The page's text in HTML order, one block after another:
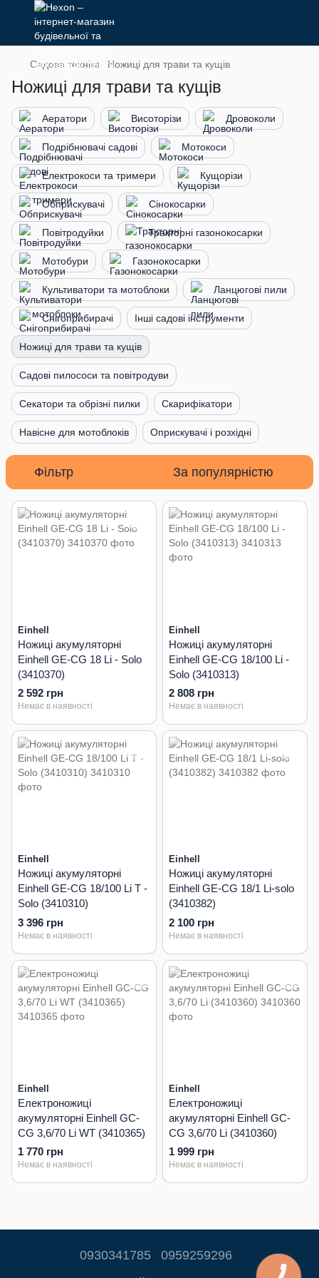
Садова техніка Ножиці для трави та кущів
Ножиці для трави та кущів
Аератори Висоторізи Дровоколи
Подрібнювачі садові Мотокоси
Електрокоси та тримери Кущорізи
Обприскувачі Сінокосарки
Повітродуйки Тракторні газонокосарки
Мотобури Газонокосарки
Культиватори та мотоблоки Ланцюгові пили
Снігоприбирачі Інші садові інструменти
Ножиці для трави та кущів
Садові пилососи та повітродуви
Секатори та обрізні пилки Скарифікатори
Навісне для мотоблоків Оприскувачі і розхідні
Фільтр За популярністю
Einhell
Ножиці акумуляторні
Einhell GE-CG 18 Li - Solo
(3410370)
2 592 грн
Немає в наявності
Einhell
Ножиці акумуляторні
Einhell GE-CG 18/100 Li -
Solo (3410313)
2 808 грн
Немає в наявності
Einhell
Ножиці акумуляторні
Einhell GE-CG 18/100 Li T -
Solo (3410310)
3 396 грн
Немає в наявності
Einhell
Ножиці акумуляторні
Einhell GE-CG 18/1 Li-solo
(3410382)
2 100 грн
Немає в наявності
Einhell
Електроножиці
акумуляторні Einhell GC-
CG 3,6/70 Li WT (3410365)
1 770 грн
Немає в наявності
Einhell
Електроножиці
акумуляторні Einhell GC-
CG 3,6/70 Li (3410360)
1 999 грн
Немає в наявності
0930341785 0959259296